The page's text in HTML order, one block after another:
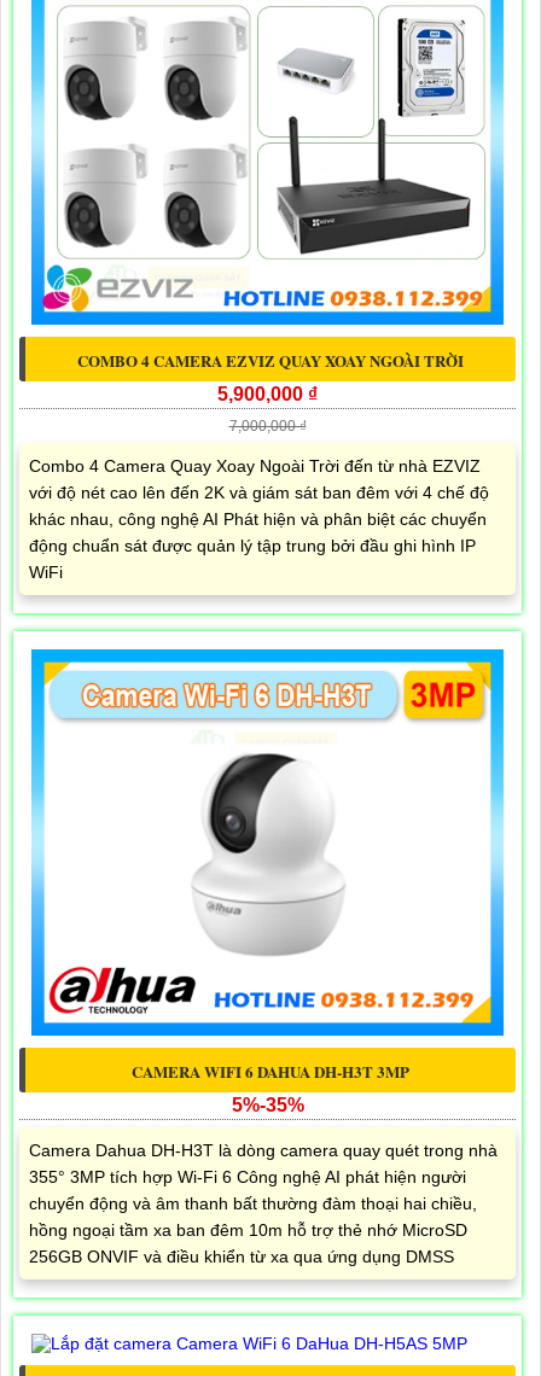
COMBO 4 CAMERA EZVIZ QUAY XOAY NGOÀI TRỜI
5,900,000 ₫
7,000,000 ₫
Combo 4 Camera Quay Xoay Ngoài Trời đến từ nhà EZVIZ
với độ nét cao lên đến 2K và giám sát ban đêm với 4 chế độ
khác nhau, công nghệ AI Phát hiện và phân biệt các chuyển
động chuẩn sát được quản lý tập trung bởi đầu ghi hình IP
WiFi
CAMERA WIFI 6 DAHUA DH-H3T 3MP
5%-35%
Camera Dahua DH-H3T là dòng camera quay quét trong nhà
355° 3MP tích hợp Wi-Fi 6 Công nghệ AI phát hiện người
chuyển động và âm thanh bất thường đàm thoại hai chiều,
hồng ngoại tầm xa ban đêm 10m hỗ trợ thẻ nhớ MicroSD
256GB ONVIF và điều khiển từ xa qua ứng dụng DMSS